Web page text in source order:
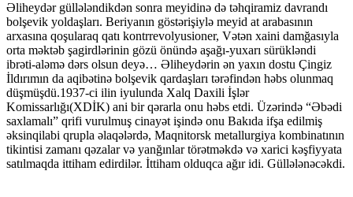
Əliheydər güllələndikdən sonra meyidinə də təhqiramiz davrandı
bolşevik yoldaşları. Beriyanın göstərişiylə meyid at arabasının
arxasına qoşularaq qatı kontrrevolyusioner, Vətən xaini damğasıyla
orta məktəb şagirdlərinin gözü önündə aşağı-yuxarı sürükləndi
ibrəti-aləmə dərs olsun deyə… Əliheydərin ən yaxın dostu Çingiz
İldırımın da aqibətinə bolşevik qardaşları tərəfindən həbs olunmaq
düşmüşdü.1937-ci ilin iyulunda Xalq Daxili İşlər
Komissarlığı(XDİK) ani bir qərarla onu həbs etdi. Üzərində “Əbədi
saxlamalı” qrifi vurulmuş cinayət işində onu Bakıda ifşa edilmiş
əksinqilabi qrupla əlaqələrdə, Maqnitorsk metallurgiya kombinatının
tikintisi zamanı qəzalar və yanğınlar törətməkdə və xarici kəşfiyyata
satılmaqda ittiham edirdilər. İttiham olduqca ağır idi. Güllələnəcəkdi.